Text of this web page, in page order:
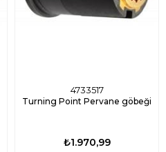
4733517
Turning Point Pervane göbeği
₺1.970,99